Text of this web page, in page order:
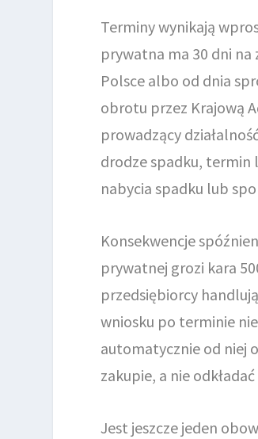
Terminy wynikają
prywatna ma 30 dni na
Polsce albo od dnia
obrotu przez Krajową
prowadzący
drodze spadku, termin
nabycia spadku lub
Konsekwencje
prywatnej grozi kara
przedsiębiorcy
wniosku po terminie
automatycznie od niej
zakupie, a nie
Jest jeszcze jeden